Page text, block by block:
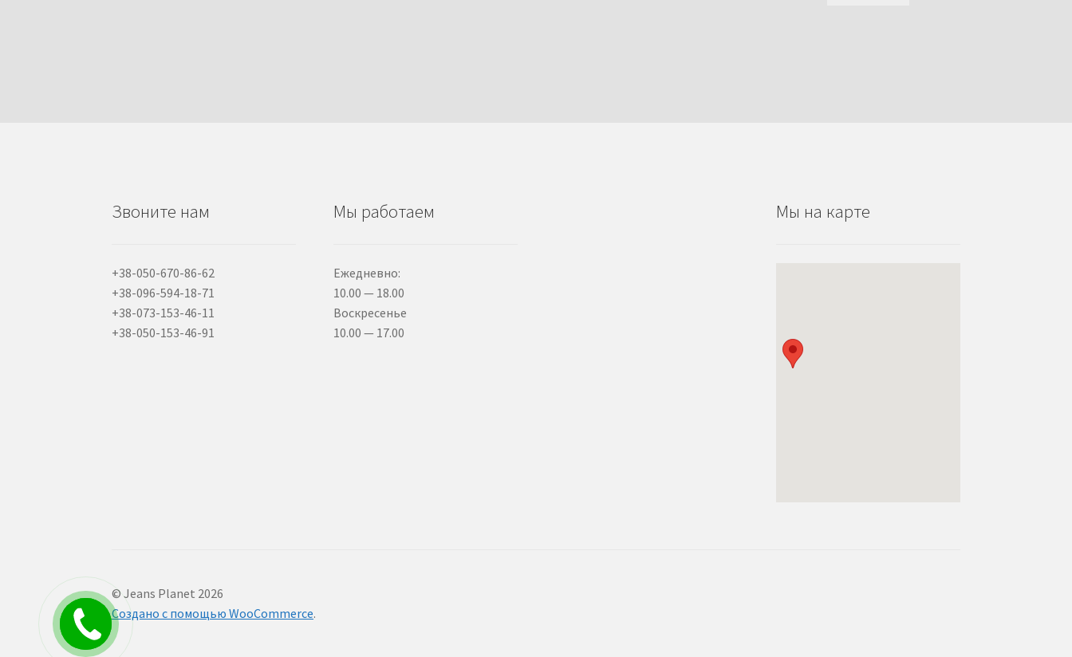
Звоните нам
+38-050-670-86-62
+38-096-594-18-71
+38-073-153-46-11
+38-050-153-46-91
Мы работаем
Ежедневно:
10.00 — 18.00
Воскресенье
10.00 — 17.00
Мы на карте
© Jeans Planet 2026
Создано с помощью WooCommerce.
Заказать
звонок